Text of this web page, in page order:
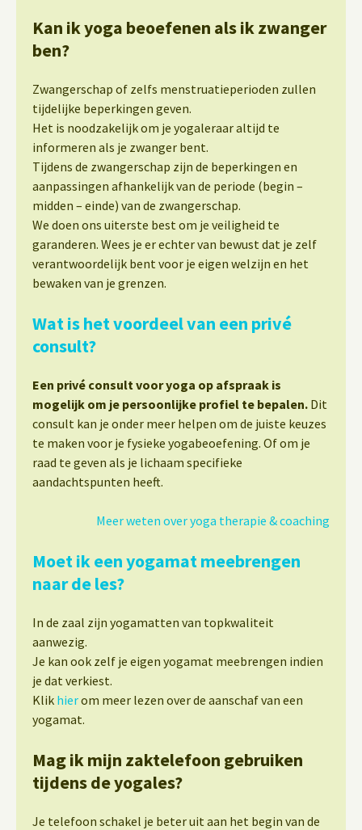
Kan ik yoga beoefenen als ik zwanger
ben?
Zwangerschap of zelfs menstruatieperioden zullen
tijdelijke beperkingen geven.
Het is noodzakelijk om je yogaleraar altijd te
informeren als je zwanger bent.
Tijdens de zwangerschap zijn de beperkingen en
aanpassingen afhankelijk van de periode (begin –
midden – einde) van de zwangerschap.
We doen ons uiterste best om je veiligheid te
garanderen. Wees je er echter van bewust dat je zelf
verantwoordelijk bent voor je eigen welzijn en het
bewaken van je grenzen.
Wat is het voordeel van een privé
consult?
Een privé consult voor yoga op afspraak is
mogelijk om je persoonlijke profiel te bepalen. Dit
consult kan je onder meer helpen om de juiste keuzes
te maken voor je fysieke yogabeoefening. Of om je
raad te geven als je lichaam specifieke
aandachtspunten heeft.
Meer weten over yoga therapie & coaching
Moet ik een yogamat meebrengen
naar de les?
In de zaal zijn yogamatten van topkwaliteit
aanwezig.
Je kan ook zelf je eigen yogamat meebrengen indien
je dat verkiest.
Klik hierom meer lezen over de aanschaf van een
yogamat.
Mag ik mijn zaktelefoon gebruiken
tijdens de yogales?
Je telefoon schakel je beter uit aan het begin van de